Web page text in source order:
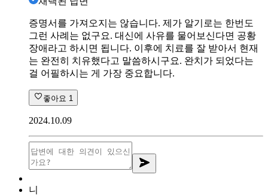
증명서를 가져오지는 않습니다. 제가 알기로는 한번도
그런 사례는 없구요. 대신에 사유를 물어보신다면 공황
장애라고 하시면 됩니다. 이후에 치료를 잘 받아서 현재
는 완전히 치유했다고 말씀하시구요. 완치가 되었다는
걸 어필하시는 게 가장 중요합니다.
좋아요 1
2024.10.09
니